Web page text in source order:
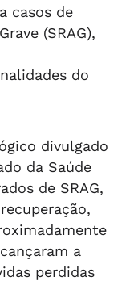
casos de
(SRAG),
do
divulgado
da Saúde
de SRAG,
a
perdidas